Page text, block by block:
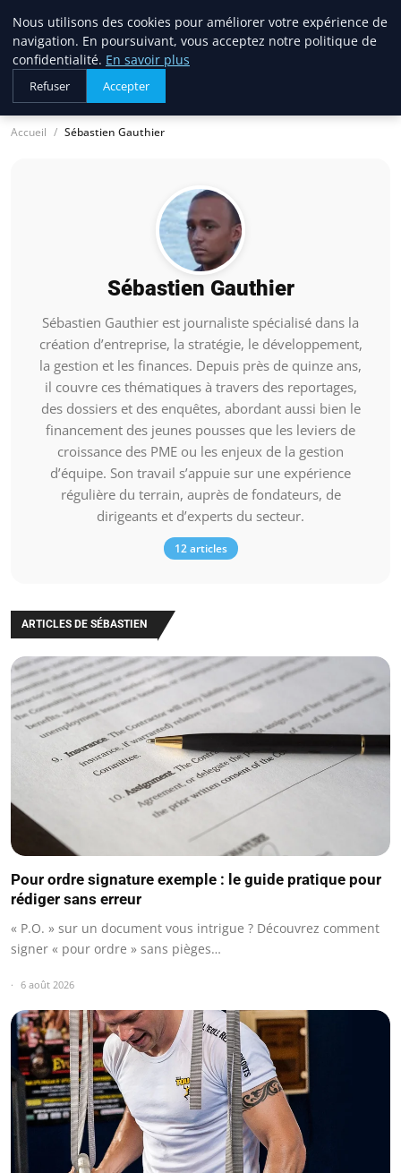
lostpages
BUSINESS INSIGHTS
Accueil Sébastien Gauthier
Sébastien Gauthier
Sébastien Gauthier est journaliste spécialisé dans la
création d’entreprise, la stratégie, le développement,
la gestion et les finances. Depuis près de quinze ans,
il couvre ces thématiques à travers des reportages,
des dossiers et des enquêtes, abordant aussi bien le
financement des jeunes pousses que les leviers de
croissance des PME ou les enjeux de la gestion
d’équipe. Son travail s’appuie sur une expérience
régulière du terrain, auprès de fondateurs, de
dirigeants et d’experts du secteur.
12 articles
ARTICLES DE SÉBASTIEN
Pour ordre signature exemple : le guide pratique pour
rédiger sans erreur
« P.O. » sur un document vous intrigue ? Découvrez comment
signer « pour ordre » sans pièges…
6 août 2026
Nous utilisons des cookies pour améliorer votre expérience de
navigation. En poursuivant, vous acceptez notre politique de
confidentialité. En savoir plus
Refuser Accepter